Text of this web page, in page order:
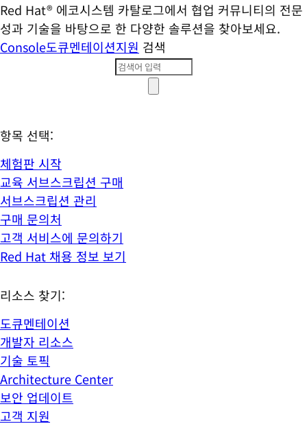
Red Hat® 에코시스템 카탈로그에서 협업 커뮤니티의 전문
성과 기술을 바탕으로 한 다양한 솔루션을 찾아보세요.
Console도큐멘테이션지원 검색
항목 선택:
체험판 시작
교육 서브스크립션 구매
서브스크립션 관리
구매 문의처
고객 서비스에 문의하기
Red Hat 채용 정보 보기
리소스 찾기:
도큐멘테이션
개발자 리소스
기술 토픽
Architecture Center
보안 업데이트
고객 지원